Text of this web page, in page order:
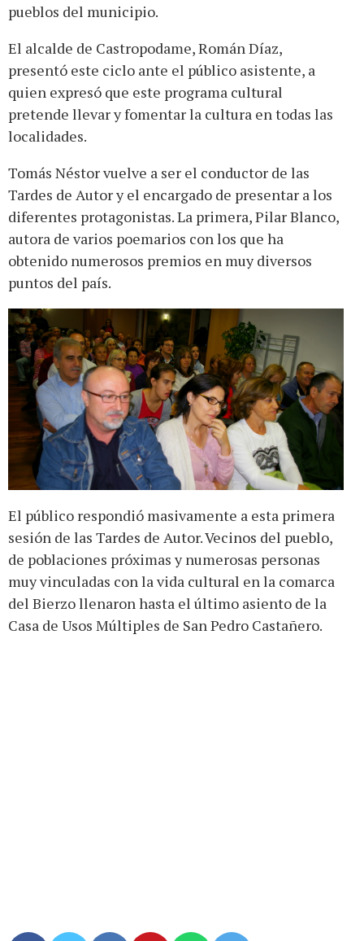
pueblos del municipio.
El alcalde de Castropodame, Román Díaz,
presentó este ciclo ante el público asistente, a
quien expresó que este programa cultural
pretende llevar y fomentar la cultura en todas las
localidades.
Tomás Néstor vuelve a ser el conductor de las
Tardes de Autor y el encargado de presentar a los
diferentes protagonistas. La primera, Pilar Blanco,
autora de varios poemarios con los que ha
obtenido numerosos premios en muy diversos
puntos del país.
El público respondió masivamente a esta primera
sesión de las Tardes de Autor. Vecinos del pueblo,
de poblaciones próximas y numerosas personas
muy vinculadas con la vida cultural en la comarca
del Bierzo llenaron hasta el último asiento de la
Casa de Usos Múltiples de San Pedro Castañero.